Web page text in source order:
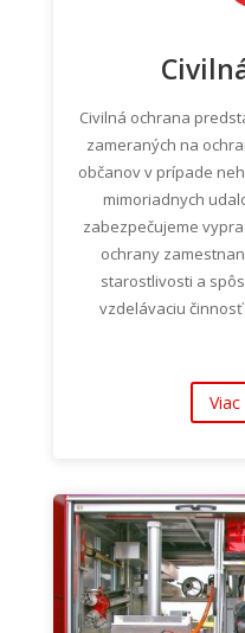
Civilná ochrana
zameraných na
občanov v prípade
mimoriadnych
zabezpečujeme
ochrany
starostlivosti a
vzdelávaciu